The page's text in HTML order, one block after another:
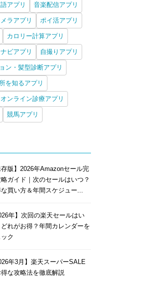
アプリ 音楽配信アプリ
ラアプリ ポイ活アプリ
カロリー計算アプリ
ビアプリ 自撮りアプリ
ン・髪型診断アプリ
を知るアプリ
オンライン診療アプリ
競馬アプリ
存版】2026年Amazonセール完
ガイド｜次のセールはいつ？
な買い方＆年間スケジュー...
年】次回の楽天セールはい
れがお得？年間カレンダーを
ク
年3月】楽天スーパーSALE
な攻略法を徹底解説